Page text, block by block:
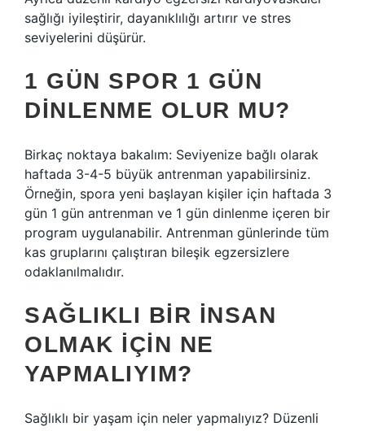
sağlığı iyileştirir, dayanıklılığı artırır ve stres
seviyelerini düşürür.
1 GÜN SPOR 1 GÜN
DINLENME OLUR MU?
Birkaç noktaya bakalım: Seviyenize bağlı olarak
haftada 3-4-5 büyük antrenman yapabilirsiniz.
Örneğin, spora yeni başlayan kişiler için haftada 3
gün 1 gün antrenman ve 1 gün dinlenme içeren bir
program uygulanabilir. Antrenman günlerinde tüm
kas gruplarını çalıştıran bileşik egzersizlere
odaklanılmalıdır.
SAĞLIKLI BIR INSAN
OLMAK IÇIN NE
YAPMALIYIM?
Sağlıklı bir yaşam için neler yapmalıyız? Düzenli